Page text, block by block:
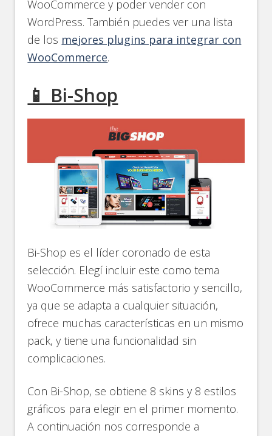
WooCommerce y poder vender con
WordPress. También puedes ver una lista
de los mejores plugins para integrar con
WooCommerce.
📱 Bi-Shop
Bi-Shop es el líder coronado de esta
selección. Elegí incluir este como tema
WooCommerce más satisfactorio y sencillo,
ya que se adapta a cualquier situación,
ofrece muchas características en un mismo
pack, y tiene una funcionalidad sin
complicaciones.
Con Bi-Shop, se obtiene 8 skins y 8 estilos
gráficos para elegir en el primer momento.
A continuación nos corresponde a